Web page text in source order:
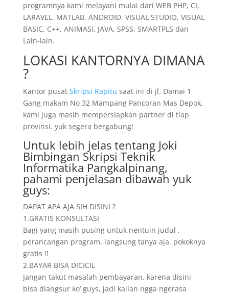
programnya kami melayani mulai dari WEB PHP, CI,
LARAVEL, MATLAB, ANDROID, VISUAL STUDIO, VISUAL
BASIC, C++, ANIMASI, JAVA, SPSS, SMARTPLS dan
Lain-lain.
LOKASI KANTORNYA DIMANA
?
Kantor pusat Skripsi Rapitu saat ini di jl. Damai 1
Gang makam No 32 Mampang Pancoran Mas Depok,
kami juga masih mempersiapkan partner di tiap
provinsi. yuk segera bergabung!
Untuk lebih jelas tentang Joki
Bimbingan Skripsi Teknik
Informatika Pangkalpinang,
pahami penjelasan dibawah yuk
guys:
DAPAT APA AJA SIH DISINI ?
1.GRATIS KONSULTASI
Bagi yang masih pusing untuk nentuin judul ,
perancangan program, langsung tanya aja. pokoknya
gratis !!
2.BAYAR BISA DICICIL
Jangan takut masalah pembayaran. karena disini
bisa diangsur ko’ guys, jadi kalian ngga ngerasa